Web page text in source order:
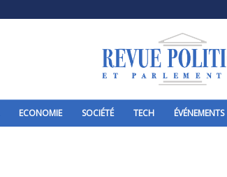
ECONOMIE SOCIÉTÉ TECH ÉVÉNEMENTS